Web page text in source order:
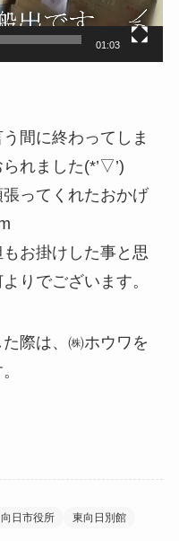
01:03
間に終わってしま
れました(*’▽’)
ってくれたおかげ
お掛けした事と思
りでございます。
際は、㈱ホウワを
向日市役所 東向日別館